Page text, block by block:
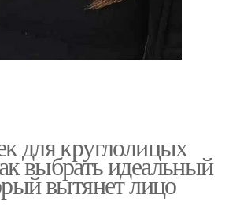
для круглолицых
выбрать идеальный
вытянет лицо